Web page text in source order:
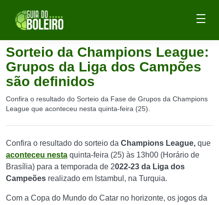
Sorteio da Champions League:
Grupos da Liga dos Campões
são definidos
Confira o resultado do Sorteio da Fase de Grupos da Champions
League que aconteceu nesta quinta-feira (25).
Confira o resultado do sorteio da Champions League, que
aconteceu nesta quinta-feira (25) às 13h00 (Horário de
Brasília) para a temporada de 2022-23 da Liga dos
Campeões realizado em Istambul, na Turquia.
Com a Copa do Mundo do Catar no horizonte, os jogos da